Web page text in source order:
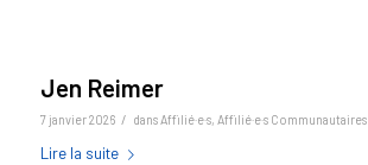
Jen Reimer
7 janvier 2026 / dans Affilié·e·s, Affilié·e·s Communautaires
Lire la suite